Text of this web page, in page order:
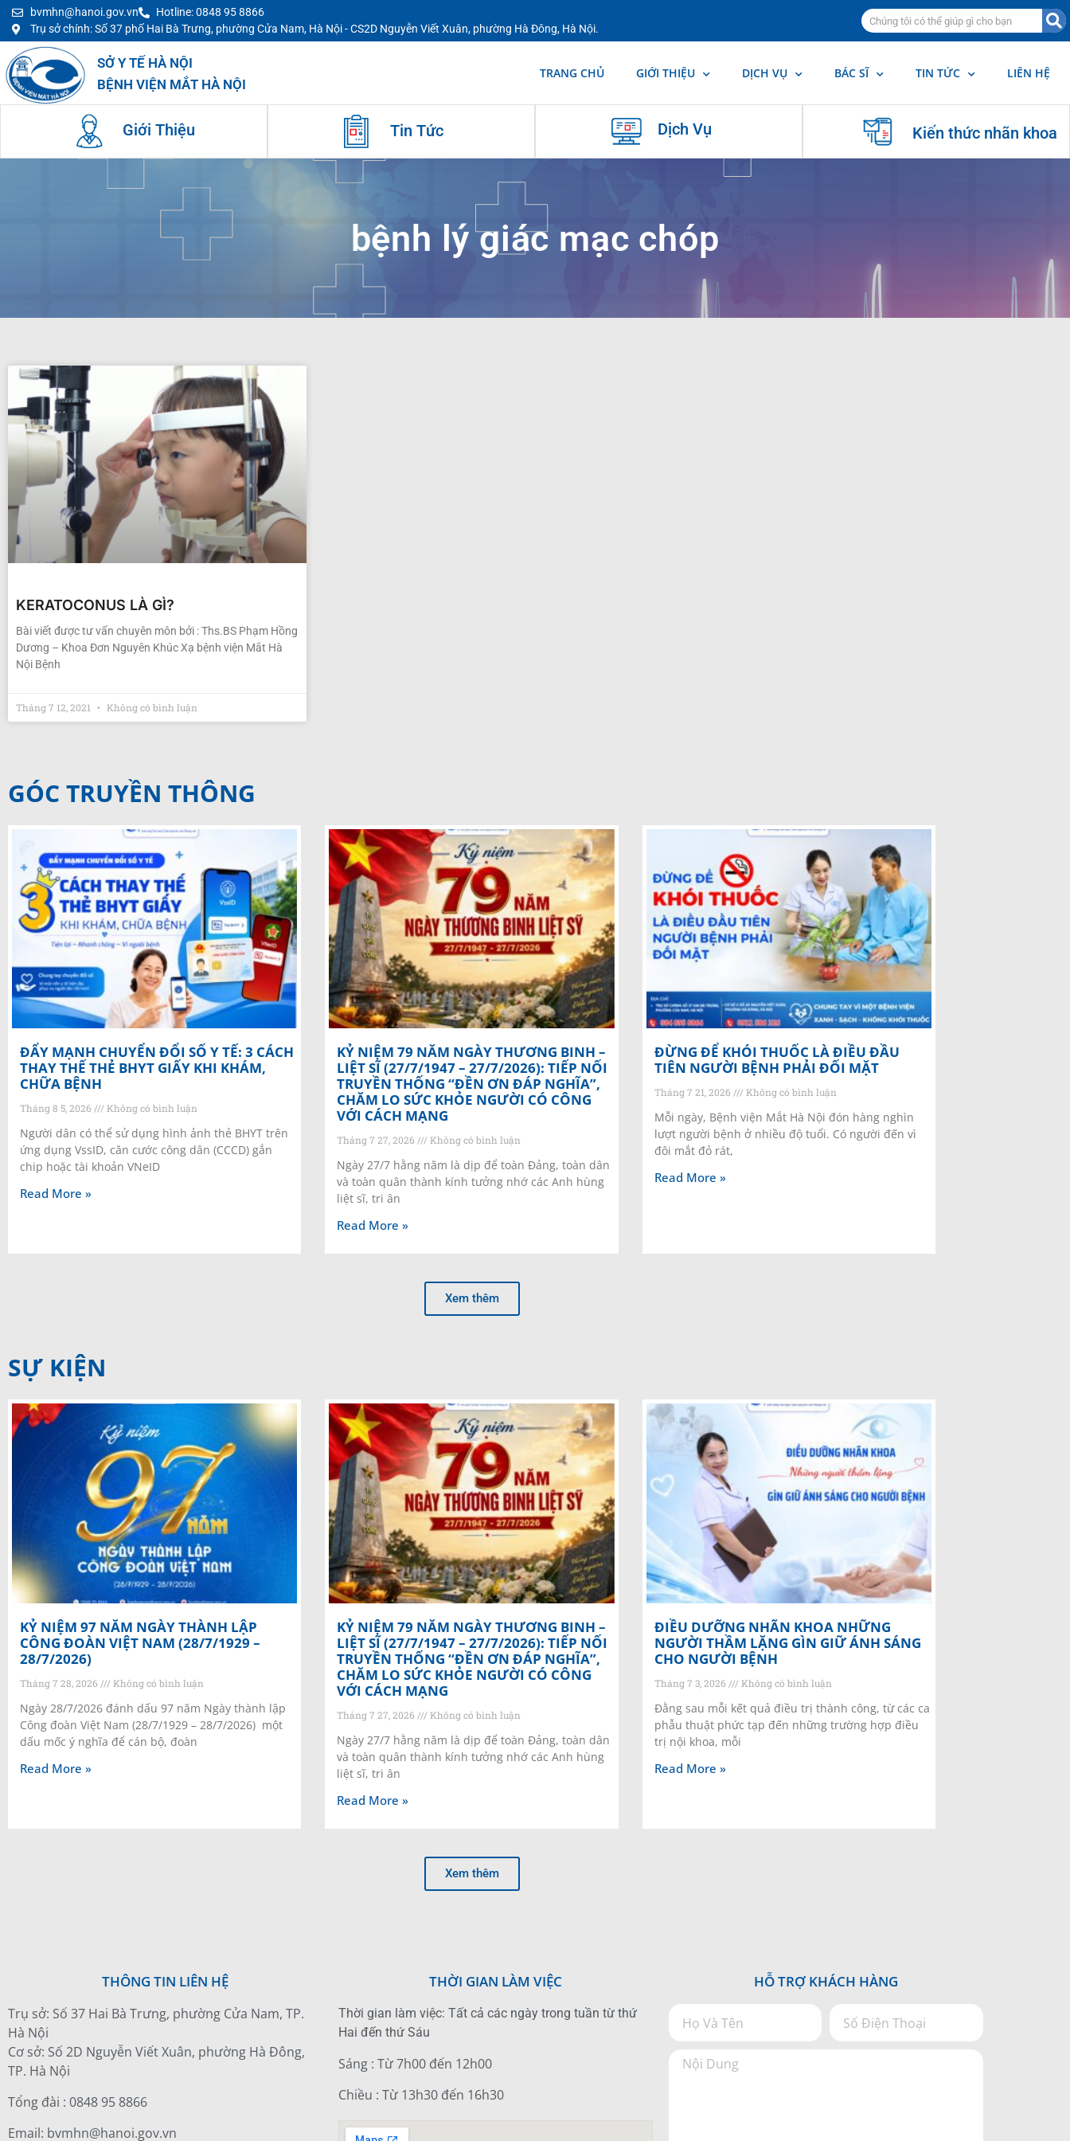
bvmhn@hanoi.gov.vn
Hotline: 0848 95 8866
Trụ sở chính: Số 37 phố Hai Bà Trưng, phường Cửa Nam, Hà Nội - CS2D Nguyễn Viết Xuân, phường Hà Đông, Hà Nội.
SỞ Y TẾ HÀ NỘI
BỆNH VIỆN MẮT HÀ NỘI
TRANG CHỦ GIỚI THIỆU DỊCH VỤ BÁC SĨ TIN TỨC LIÊN HỆ
Giới Thiệu Tin Tức Dịch Vụ Kiến thức nhãn khoa
bệnh lý giác mạc chóp
KERATOCONUS LÀ GÌ?
Bài viết được tư vấn chuyên môn bởi : Ths.BS Phạm Hồng
Dương – Khoa Đơn Nguyên Khúc Xạ bệnh viện Mắt Hà
Nội Bệnh
Tháng 7 12, 2021 Không có bình luận
GÓC TRUYỀN THÔNG
ĐẨY MẠNH CHUYỂN ĐỔI SỐ Y TẾ: 3 CÁCH
THAY THẾ THẺ BHYT GIẤY KHI KHÁM,
CHỮA BỆNH
Tháng 8 5, 2026 Không có bình luận
Người dân có thể sử dụng hình ảnh thẻ BHYT trên
ứng dụng VssID, căn cước công dân (CCCD) gắn
chip hoặc tài khoản VNeID
Read More »
KỶ NIỆM 79 NĂM NGÀY THƯƠNG BINH –
LIỆT SĨ (27/7/1947 – 27/7/2026): TIẾP NỐI
TRUYỀN THỐNG “ĐỀN ƠN ĐÁP NGHĨA”,
CHĂM LO SỨC KHỎE NGƯỜI CÓ CÔNG
VỚI CÁCH MẠNG
Tháng 7 27, 2026 Không có bình luận
Ngày 27/7 hằng năm là dịp để toàn Đảng, toàn dân
và toàn quân thành kính tưởng nhớ các Anh hùng
liệt sĩ, tri ân
Read More »
ĐỪNG ĐỂ KHÓI THUỐC LÀ ĐIỀU ĐẦU
TIÊN NGƯỜI BỆNH PHẢI ĐỐI MẶT
Tháng 7 21, 2026 Không có bình luận
Mỗi ngày, Bệnh viện Mắt Hà Nội đón hàng nghìn
lượt người bệnh ở nhiều độ tuổi. Có người đến vì
đôi mắt đỏ rát,
Read More »
Xem thêm
SỰ KIỆN
KỶ NIỆM 97 NĂM NGÀY THÀNH LẬP
CÔNG ĐOÀN VIỆT NAM (28/7/1929 –
28/7/2026)
Tháng 7 28, 2026 Không có bình luận
Ngày 28/7/2026 đánh dấu 97 năm Ngày thành lập
Công đoàn Việt Nam (28/7/1929 – 28/7/2026) một
dấu mốc ý nghĩa để cán bộ, đoàn
Read More »
KỶ NIỆM 79 NĂM NGÀY THƯƠNG BINH –
LIỆT SĨ (27/7/1947 – 27/7/2026): TIẾP NỐI
TRUYỀN THỐNG “ĐỀN ƠN ĐÁP NGHĨA”,
CHĂM LO SỨC KHỎE NGƯỜI CÓ CÔNG
VỚI CÁCH MẠNG
Tháng 7 27, 2026 Không có bình luận
Ngày 27/7 hằng năm là dịp để toàn Đảng, toàn dân
và toàn quân thành kính tưởng nhớ các Anh hùng
liệt sĩ, tri ân
Read More »
ĐIỀU DƯỠNG NHÃN KHOA NHỮNG
NGƯỜI THẦM LẶNG GÌN GIỮ ÁNH SÁNG
CHO NGƯỜI BỆNH
Tháng 7 3, 2026 Không có bình luận
Đằng sau mỗi kết quả điều trị thành công, từ các ca
phẫu thuật phức tạp đến những trường hợp điều
trị nội khoa, mỗi
Read More »
Xem thêm
THÔNG TIN LIÊN HỆ
Trụ sở: Số 37 Hai Bà Trưng, phường Cửa Nam, TP.
Hà Nội
Cơ sở: Số 2D Nguyễn Viết Xuân, phường Hà Đông,
TP. Hà Nội
Tổng đài : 0848 95 8866
Email: bvmhn@hanoi.gov.vn
THỜI GIAN LÀM VIỆC
Thời gian làm việc: Tất cả các ngày trong tuần từ thứ
Hai đến thứ Sáu
Sáng : Từ 7h00 đến 12h00
Chiều : Từ 13h30 đến 16h30
HỖ TRỢ KHÁCH HÀNG